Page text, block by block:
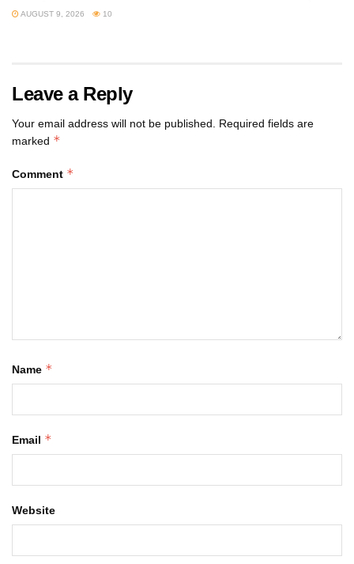
AUGUST 9, 2026 10
Leave a Reply
Your email address will not be published.
Required fields are
marked *
Comment *
Name *
Email *
Website